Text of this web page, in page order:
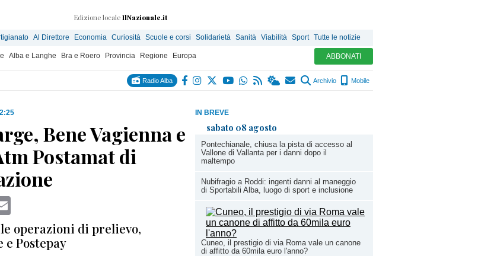
Edizione locale IlNazionale.it
Al Direttore Economia Curiosità Scuole e corsi Solidarietà Sanità Viabilità Sport Tutte le notizie
Alba e Langhe Bra e Roero Provincia Regione Europa ABBONATI
Radio Alba Archivio Mobile
IN BREVE
sabato 08 agosto
Pontechianale, chiusa la pista di accesso al
Vallone di Vallanta per i danni dopo il
maltempo
Nubifragio a Roddi: ingenti danni al maneggio
di Sportabili Alba, luogo di sport e inclusione
Cuneo, il prestigio di via Roma vale un canone
di affitto da 60mila euro l'anno?
Bene Vagienna e
Postamat di
operazioni di prelievo,
Postepay